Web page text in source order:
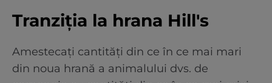
Tranziția la hrana Hill's
Amestecați cantități din ce în ce mai mari
din noua hrană a animalului dvs. de